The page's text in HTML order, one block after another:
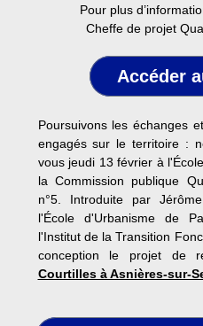
Pour plus
Cheffe de projet
Accéder
Poursuivons les échanges
engagés sur le territoire :
vous jeudi 13 février à
la Commission publique
n°5. Introduite par
l'École d'Urbanisme de
l'Institut de la Transition
conception le projet de
Courtilles à Asnières-sur-